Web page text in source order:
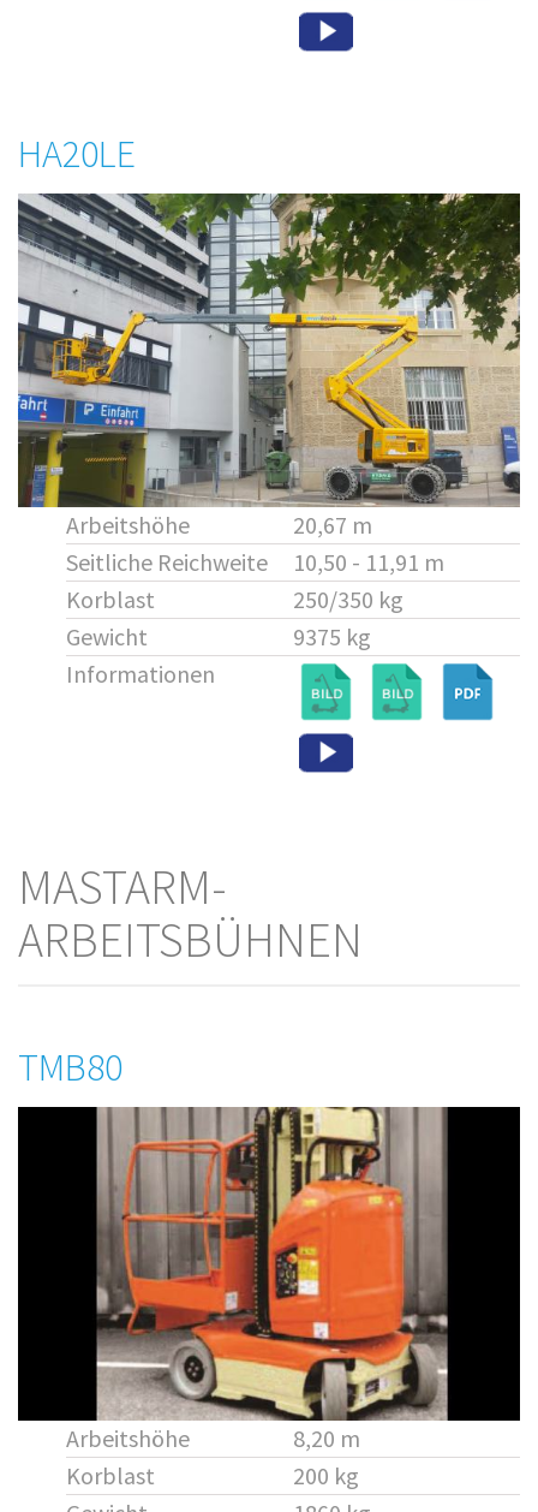
HA20LE
Arbeitshöhe
20,67 m
Seitliche Reichweite
10,50 - 11,91 m
Korblast
250/350 kg
Gewicht
9375 kg
Informationen
MASTARM-
ARBEITSBÜHNEN
TMB80
Arbeitshöhe
8,20 m
Korblast
200 kg